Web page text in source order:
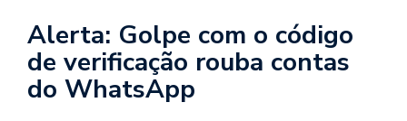
Alerta: Golpe com o código
de verificação rouba contas
do WhatsApp